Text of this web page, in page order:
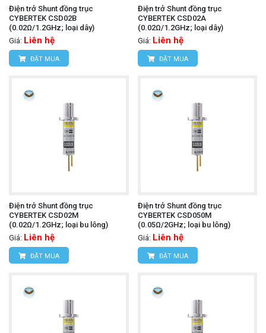
Điện trở Shunt đồng trục
CYBERTEK CSD02B
(0.02Ω/1.2GHz; loại dây)
Giá: Liên hệ
ĐẶT MUA
Điện trở Shunt đồng trục
CYBERTEK CSD02A
(0.02Ω/1.2GHz; loại dây)
Giá: Liên hệ
ĐẶT MUA
Điện trở Shunt đồng trục
CYBERTEK CSD02M
(0.02Ω/1.2GHz; loại bu lông)
Giá: Liên hệ
ĐẶT MUA
Điện trở Shunt đồng trục
CYBERTEK CSD050M
(0.05Ω/2GHz; loại bu lông)
Giá: Liên hệ
ĐẶT MUA